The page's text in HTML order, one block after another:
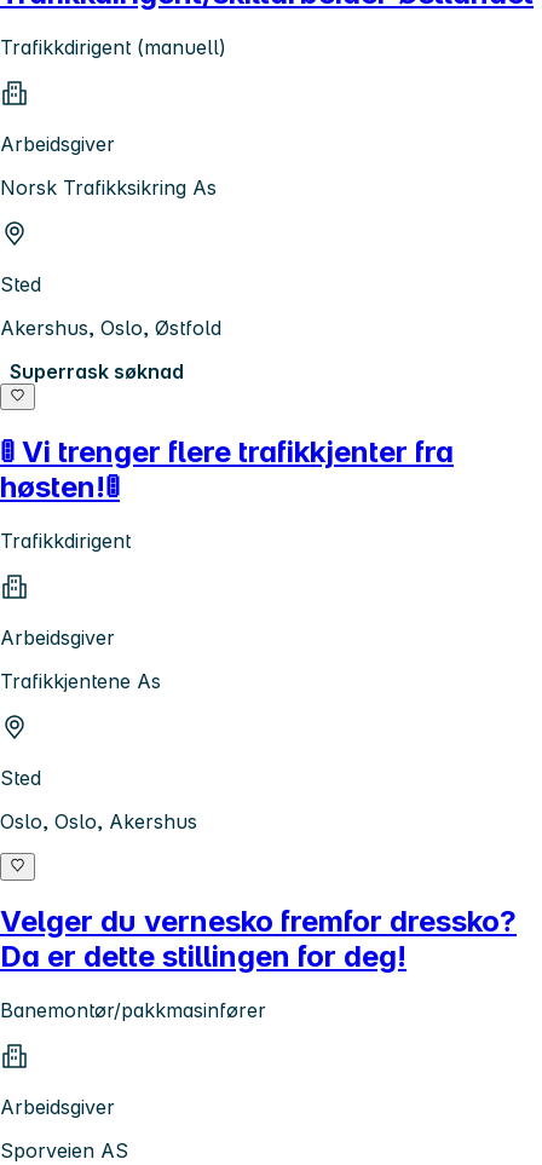
Trafikkdirigent (manuell)
Arbeidsgiver
Norsk Trafikksikring As
Sted
Akershus, Oslo, Østfold
Superrask søknad
🚦 Vi trenger flere trafikkjenter fra
høsten!🚦
Trafikkdirigent
Arbeidsgiver
Trafikkjentene As
Sted
Oslo, Oslo, Akershus
Velger du vernesko fremfor dressko?
Da er dette stillingen for deg!
Banemontør/pakkmasinfører
Arbeidsgiver
Sporveien AS